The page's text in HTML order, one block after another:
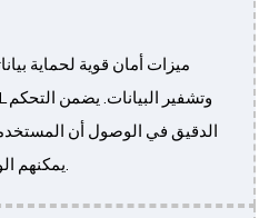
الدقيق في الوصول أن
يمكنهم الوصول إلى البيانات الحساسة.